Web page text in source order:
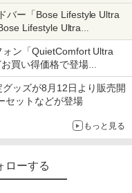
バー「Bose Lifestyle Ultra
Lifestyle Ultra
ォン「QuietComfort Ultra
買い得価格で登場
楽体験が楽しめる
グッズが8月12日より販売開
セットなどが登場
もっと見る
ローする